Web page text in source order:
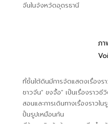
จีนในจังหวัดอุดรธานี
ภา
ที่ชั้นใต้ดินมีการจัดแสดงเรื่อง
ชาวจีน“ ขงจื้อ” เป็นเรื่องราว
สอนและการเดินทางเรื่องราวใ
ปั้นรูปเหมือนกัน